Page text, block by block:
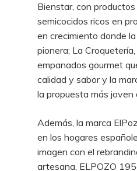
Bienstar, con
semicocidos ricos en
en crecimiento donde
pionera; La
empanados gourmet
calidad y sabor y la
la propuesta más joven
Además, la marca
en los hogares
imagen con el
artesana, ELPOZO